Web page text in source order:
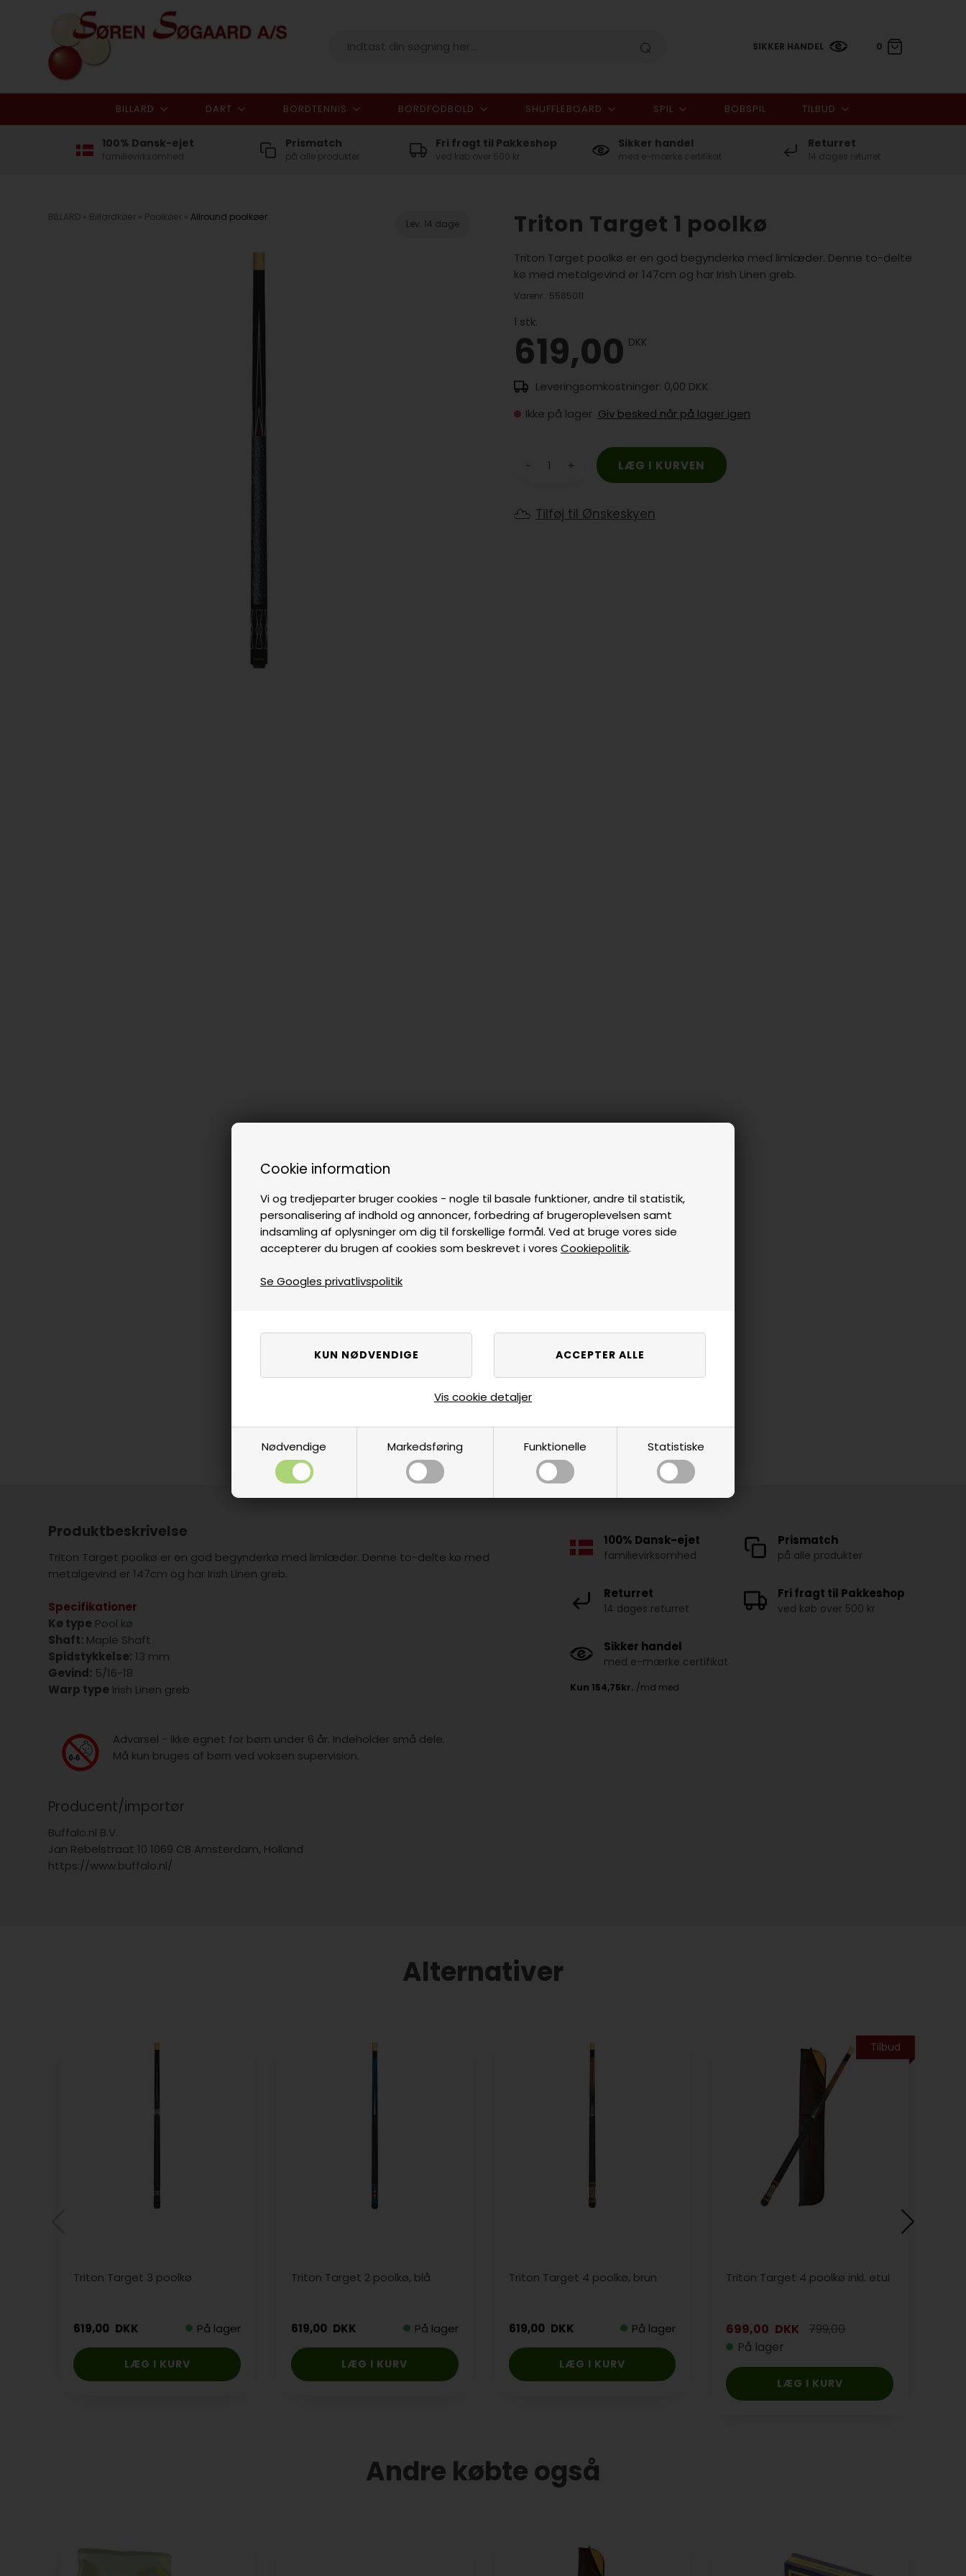
Cookie information
Vi og tredjeparter bruger cookies - nogle til basale funktioner, andre til statistik,
personalisering af indhold og annoncer, forbedring af brugeroplevelsen samt
indsamling af oplysninger om dig til forskellige formål. Ved at bruge vores side
accepterer du brugen af cookies som beskrevet i vores Cookiepolitik.
Se Googles privatlivspolitik
Nødvendige Markedsføring Funktionelle Statistiske
Vis cookie detaljer
SIKKER HANDEL 0
I alt 0,00 DKK
BILLARD DART BORDTENNIS BORDFODBOLD SHUFFLEBOARD SPIL BOBSPIL TILBUD
100% Dansk-ejet
familievirksomhed
Prismatch
på alle produkter
Fri fragt til Pakkeshop
ved køb over 500 kr
Sikker handel
med e-mærke certifikat
Returret
14 dages returret
BILLARD » Billardkøer » Poolkøer » Allround poolkøer
Lev. 14 dage Triton Target 1 poolkø
Triton Target poolkø er en god begynderkø med limlæder. Denne to-delte
kø med metalgevind er 147cm og har Irish Linen greb.
Varenr.: 5585011
1 stk.
619,00 DKK
0,00 DKK
Ikke på lager Giv besked når på lager igen
- +
Tilføj til Ønskeskyen
Produktbeskrivelse
Triton Target poolkø er en god begynderkø med limlæder. Denne to-delte kø med
metalgevind er 147cm og har Irish Linen greb.
Specifikationer
Kø type Pool kø
Shaft: Maple Shaft
Spidstykkelse: 13 mm
Gevind: 5/16-18
Warp type Irish Linen greb
Advarsel - ikke egnet for børn under 6 år. Indeholder små dele.
Må kun bruges af børn ved voksen supervision.
Producent/importør
Buffalo.nl B.V.
Jan Rebelstraat 10 1069 CB Amsterdam, Holland
https://www.buffalo.nl/
100% Dansk-ejet
familievirksomhed
Prismatch
på alle produkter
Returret
14 dages returret
Fri fragt til Pakkeshop
ved køb over 500 kr
Sikker handel
med e-mærke certifikat
Alternativer
Triton Target 3 poolkø
619,00 DKK På lager
Triton Target 2 poolkø, blå
619,00 DKK På lager
Triton Target 4 poolkø, brun
619,00 DKK På lager
Tilbud
Triton Target 4 poolkø inkl. etui
699,00 DKK
799,00
På lager
Andre købte også